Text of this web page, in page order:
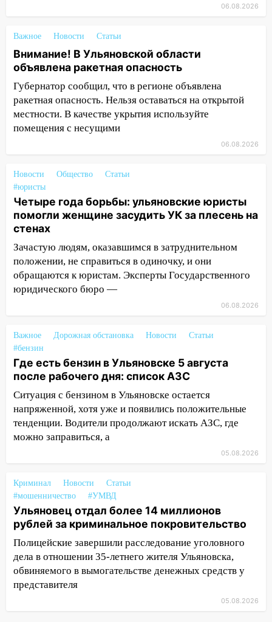
обвиняли в жестоком обращении с
животными
12:28 Миллион на «льготниках»: в
Ульяновской области перевозчик
провернул хитрую схему с чужими
проездными
12:10 Ульяновский алиментщик накопил
11:49
Снят режим «Ракетная
опасность» на территории Ульяновской
области
11:30 Кабмин РФ разрешил до 1 июля
2027 года импорт, выпуск и обращение
бензина Евро 2, Евро 3, Евро 4
11:12 Соцсети: на Рябикова автомобиль
врезался в забор
Где есть бензин в Ульяновске
10:16
Внимание! В Ульяновской области
объявлена ракетная опасность
10:00 В Старомайнском районе утонул
51-летний мужчина
09:50 В Ульяновске черный коршун
застрял в тепловозе
Ульяновские спасатели помогли
08:21 В Заволжском районе украли два
велосипеда
07:18
В Ульяновск идет
тридцатиградусная жара: какая будет
погода в четверг
06:00 Четыре года борьбы: ульяновские
юристы помогли женщине засудить УК
06.08.2026
Важное Новости Статьи
Внимание! В Ульяновской области
объявлена ракетная опасность
Губернатор сообщил, что в регионе объявлена
ракетная опасность. Нельзя оставаться на открытой
местности. В качестве укрытия используйте
помещения с несущими
06.08.2026
Новости Общество
Статьи
#юристы
Четыре года борьбы: ульяновские юристы
помогли женщине засудить УК за плесень на
стенах
Зачастую людям, оказавшимся в затруднительном
положении, не справиться в одиночку, и они
обращаются к юристам. Эксперты Государственного
юридического бюро —
06.08.2026
Важное Дорожная обстановка Новости
Статьи
#бензин
Где есть бензин в Ульяновске 5 августа
после рабочего дня: список АЗС
Ситуация с бензином в Ульяновске остается
напряженной, хотя уже и появились положительные
тенденции. Водители продолжают искать АЗС, где
можно заправиться, а
05.08.2026
Криминал Новости
Статьи
#мошенничество
#УМВД
Ульяновец отдал более 14 миллионов
рублей за криминальное покровительство
Полицейские завершили расследование уголовного
дела в отношении 35-летнего жителя Ульяновска,
обвиняемого в вымогательстве денежных средств у
представителя
05.08.2026